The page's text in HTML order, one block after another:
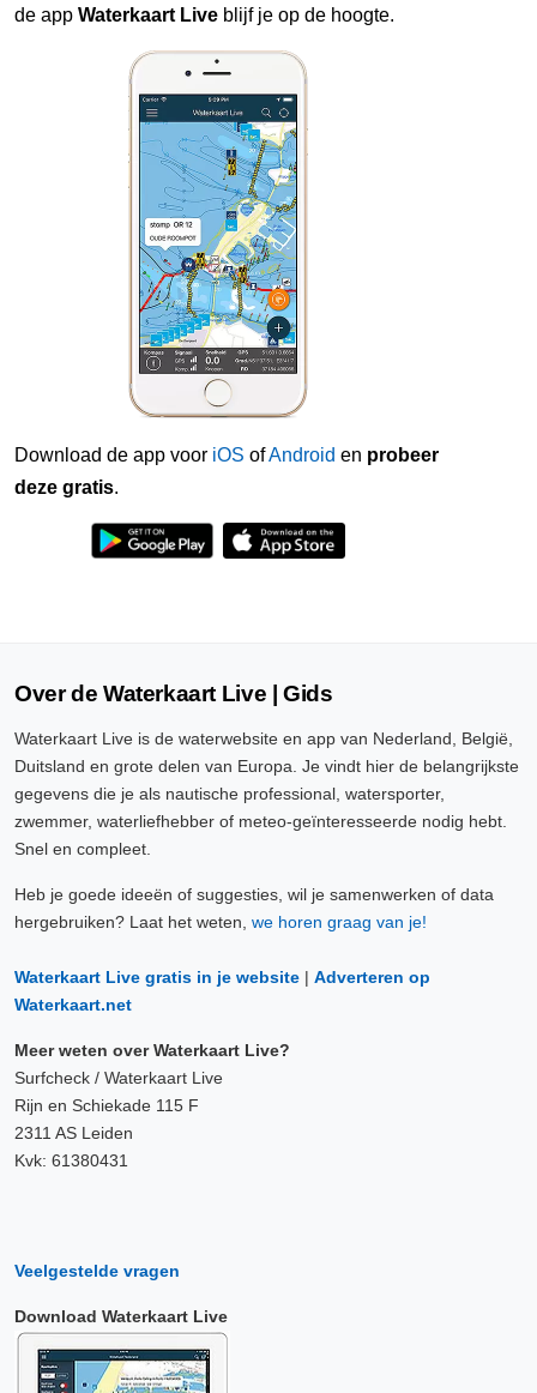
de app Waterkaart Live blijf je op de hoogte.
Download de app voor iOS ofAndroid en probeer
deze gratis.
Over de Waterkaart Live | Gids
Waterkaart Live is de waterwebsite en app van Nederland, België,
Duitsland en grote delen van Europa. Je vindt hier de belangrijkste
gegevens die je als nautische professional, watersporter,
zwemmer, waterliefhebber of meteo-geïnteresseerde nodig hebt.
Snel en compleet.
Heb je goede ideeën of suggesties, wil je samenwerken of data
hergebruiken? Laat het weten, we horen graag van je!
Waterkaart Live gratis in je website | Adverteren op
Waterkaart.net
Meer weten over Waterkaart Live?
Surfcheck / Waterkaart Live
Rijn en Schiekade 115 F
2311 AS Leiden
Kvk: 61380431
Veelgestelde vragen
Download Waterkaart Live